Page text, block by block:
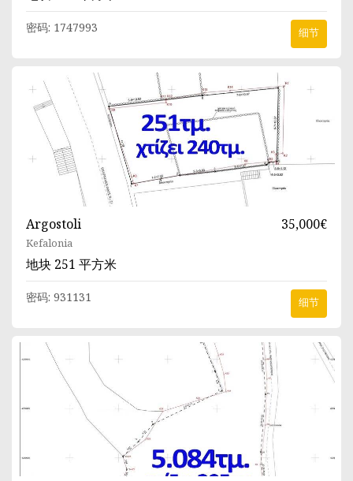
密码: 1747993 细节
Argostoli 35,000€
Kefalonia
地块 251 平方米
密码: 931131 细节